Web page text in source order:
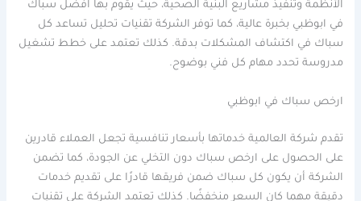
الأنظمة وتنفيذ مشاريع البنية الصحية، حيث يقوم بها افضل سباك
في ابوظبي بخبرة عالية، كما توفر الشركة تقنيات تحليل تساعد كل
سباك في اكتشاف المشكلات بدقة. كذلك تعتمد على خطط تشغيل
مدروسة تحدد مهام كل فني بوضوح.
ارخص سباك في ابوظبي
تقدم شركة العالمية خدماتها بأسعار تنافسية تجعل العملاء قادرين
على الحصول على ارخص سباك دون التخلي عن الجودة، كما تضمن
الشركة أن يكون كل سباك ضمن فريقها قادرًا على تقديم خدمات
دقيقة مهما كان السعر منخفضًا. كذلك تعتمد الشركة على تقنيات